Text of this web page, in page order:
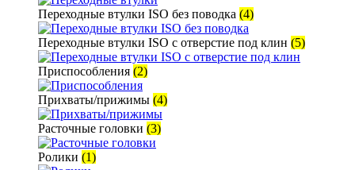
Переходные втулки ISO без поводка (4)
Переходные втулки ISO с отверстие под клин (5)
Приспособления (2)
Прихваты/прижимы (4)
Расточные головки (3)
Ролики (1)